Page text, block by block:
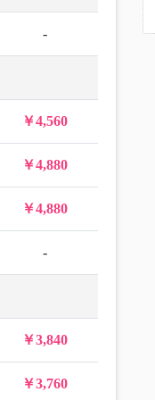
-
￥4,560
￥4,880
￥4,880
-
￥3,840
￥3,760